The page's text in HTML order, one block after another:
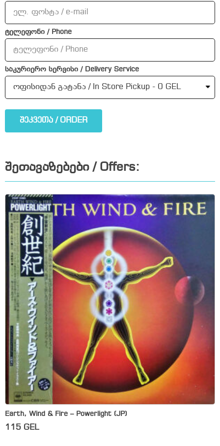
ტელეფონი / Phone
საკურიერო სერვისი / Delivery Service
შეკვეთა / ORDER
შეთავაზებები / Offers:
Earth, Wind & Fire – Powerlight (JP)
115 GEL